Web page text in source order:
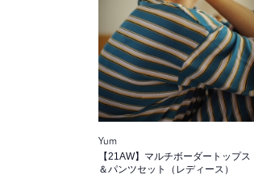
Yum
【21AW】マルチボーダートップス
＆パンツセット（レディース）